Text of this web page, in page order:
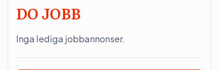
DO JOBB
Inga lediga jobbannonser.